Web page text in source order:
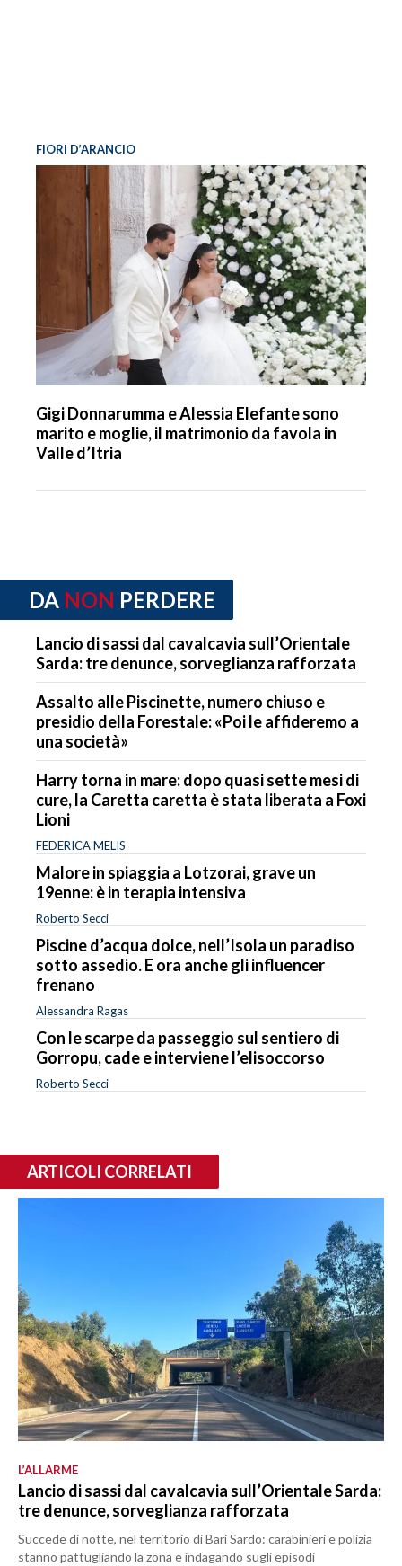
FIORI D’ARANCIO
Gigi Donnarumma e Alessia Elefante sono
marito e moglie, il matrimonio da favola in
Valle d’Itria
DA NON PERDERE
Lancio di sassi dal cavalcavia sull’Orientale
Sarda: tre denunce, sorveglianza rafforzata
Assalto alle Piscinette, numero chiuso e
presidio della Forestale: «Poi le affideremo a
una società»
Harry torna in mare: dopo quasi sette mesi di
cure, la Caretta caretta è stata liberata a Foxi
Lioni
FEDERICA MELIS
Malore in spiaggia a Lotzorai, grave un
19enne: è in terapia intensiva
Roberto Secci
Piscine d’acqua dolce, nell’Isola un paradiso
sotto assedio. E ora anche gli influencer
frenano
Alessandra Ragas
Con le scarpe da passeggio sul sentiero di
Gorropu, cade e interviene l’elisoccorso
Roberto Secci
ARTICOLI CORRELATI
L’ALLARME
Lancio di sassi dal cavalcavia sull’Orientale Sarda:
tre denunce, sorveglianza rafforzata
Succede di notte, nel territorio di Bari Sardo: carabinieri e polizia
stanno pattugliando la zona e indagando sugli episodi